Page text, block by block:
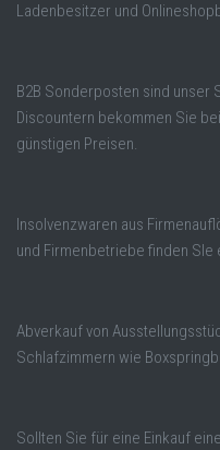
Ladenbesitzer und
B2B Sonderposten sind
Discountern bekommen Sie
günstigen Preisen.
Insolvenzwaren aus
und Firmenbetriebe finden SIe
Abverkauf von
Schlafzimmern wie
Sollten Sie für eine Einkauf